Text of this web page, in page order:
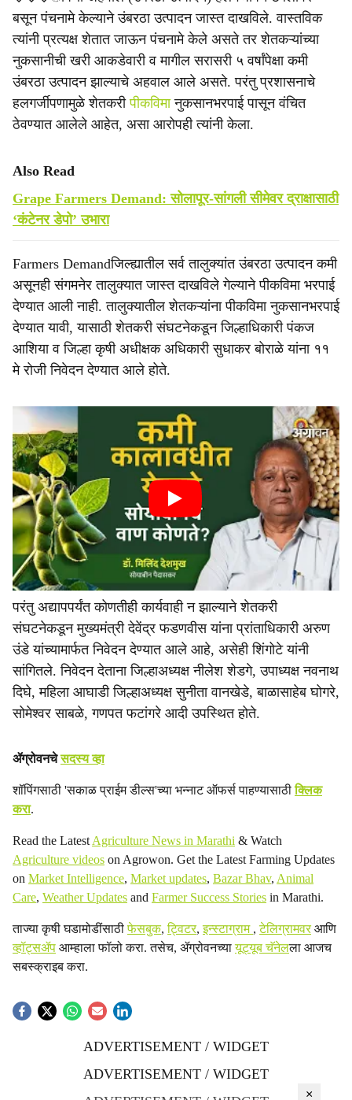
बसून पंचनामे केल्याने उंबरठा उत्पादन जास्त दाखविले. वास्तविक
त्यांनी प्रत्यक्ष शेतात जाऊन पंचनामे केले असते तर शेतकऱ्यांच्या
नुकसानीची खरी आकडेवारी व मागील सरासरी ५ वर्षांपेक्षा कमी
उंबरठा उत्पादन झाल्याचे अहवाल आले असते. परंतु प्रशासनाचे
हलगर्जीपणामुळे शेतकरीपीकविमानुकसानभरपाई पासून वंचित
ठेवण्यात आलेले आहेत, असा आरोपही त्यांनी केला.
Also Read
Grape Farmers Demand: सोलापूर-सांगली सीमेवर द्राक्षासाठी
‘कंटेनर डेपो’ उभारा
Farmers Demandजिल्ह्यातील सर्व तालुक्यांत उंबरठा उत्पादन कमी
असूनही संगमनेर तालुक्यात जास्त दाखविले गेल्याने पीकविमा भरपाई
देण्यात आली नाही. तालुक्यातील शेतकऱ्यांना पीकविमा नुकसानभरपाई
देण्यात यावी, यासाठी शेतकरी संघटनेकडून जिल्हाधिकारी पंकज
आशिया व जिल्हा कृषी अधीक्षक अधिकारी सुधाकर बोराळे यांना ११
मे रोजी निवेदन देण्यात आले होते.
परंतु अद्यापपर्यंत कोणतीही कार्यवाही न झाल्याने शेतकरी
संघटनेकडून मुख्यमंत्री देवेंद्र फडणवीस यांना प्रांताधिकारी अरुण
उंडे यांच्यामार्फत निवेदन देण्यात आले आहे, असेही शिंगोटे यांनी
सांगितले. निवेदन देताना जिल्हाअध्यक्ष नीलेश शेडगे, उपाध्यक्ष नवनाथ
दिघे, महिला आघाडी जिल्हाअध्यक्ष सुनीता वानखेडे, बाळासाहेब घोगरे,
सोमेश्वर साबळे, गणपत फटांगरे आदी उपस्थित होते.
ॲग्रोवनचेसदस्य व्हा
शॉपिंगसाठी 'सकाळ प्राईम डील्स'च्या भन्नाट ऑफर्स पाहण्यासाठीक्लिक
करा.
Read the Latest Agriculture News in Marathi & Watch
Agriculture videos on Agrowon. Get the Latest Farming Updates
on Market Intelligence, Market updates, Bazar Bhav, Animal
Care, Weather Updates and Farmer Success Stories in Marathi.
ताज्या कृषी घडामोडींसाठीफेसबुक,ट्विटर,इन्स्टाग्राम ,टेलिग्रामवरआणि
व्हॉट्सॲप आम्हाला फॉलो करा. तसेच, ॲग्रोवनच्यायूट्यूब चॅनेलला आजच
सबस्क्राइब करा.
ADVERTISEMENT / WIDGET
ADVERTISEMENT / WIDGET
×